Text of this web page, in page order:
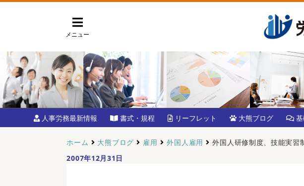
メニュー
人事労務最新情報 書式・規程 リーフレット 大熊ブログ
ホーム 大熊ブログ 雇用 外国人雇用
外国人研修制度、技能実習
2007年12月31日